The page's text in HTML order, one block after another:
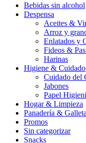
Bebidas sin alcohol
Despensa
Aceites &
Arroz y
Enlatados y
Fideos &
Harinas
Higiene & Cuidado
Cuidado del
Jabones
Papel
Hogar & Limpieza
Panadería &
Promos
Sin categorizar
Snacks